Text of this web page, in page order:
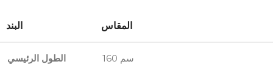
البند المقاس
الطول الرئيسي 160 سم